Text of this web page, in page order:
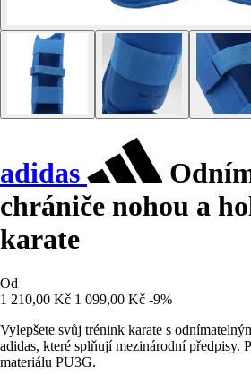
adidas
chrániče nohou a
karate
Od
1 210,00 Kč 1 099,00 Kč -9%
Vylepšete svůj trénink karate s
adidas, které splňují mezinárodní předpisy.
materiálu PU3G.